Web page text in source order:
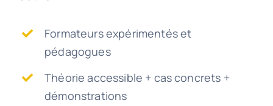
Formateurs expérimentés et
pédagogues
Théorie accessible + cas concrets +
démonstrations